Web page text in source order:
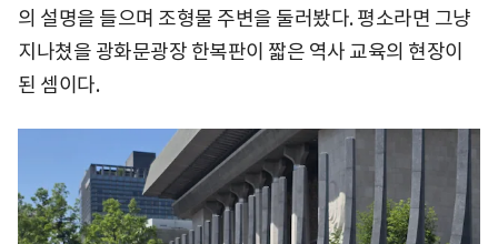
의 설명을 들으며 조형물 주변을 둘러봤다. 평소라면 그냥
지나쳤을 광화문광장 한복판이 짧은 역사 교육의 현장이
된 셈이다.